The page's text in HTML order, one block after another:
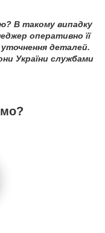
В такому випадку
оперативно її
деталей.
України службами